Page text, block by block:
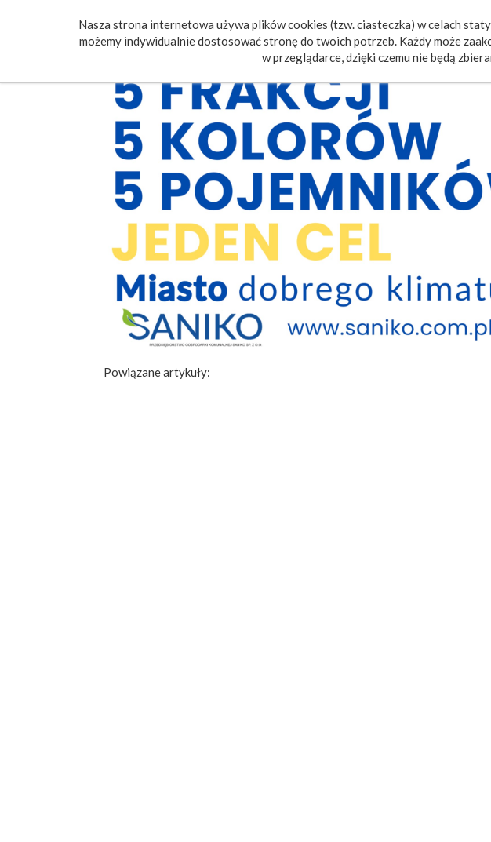
Nasza strona internetowa używa plików cookies (tzw. ciasteczka) w celach
możemy indywidualnie dostosować stronę do twoich potrzeb. Każdy może
w przeglądarce, dzięki czemu nie będą
Poczta Wydarzenia
Powiązane artykuły: